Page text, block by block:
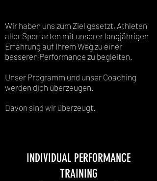
Wir haben uns zum Ziel gesetzt, Athleten
aller Sportarten mit unserer langjährigen
Erfahrung auf Ihrem Weg zu einer
besseren Performance zu begleiten.
Unser Programm und unser Coaching
werden dich überzeugen.
Davon sind wir überzeugt.
INDIVIDUAL PERFORMANCE
TRAINING